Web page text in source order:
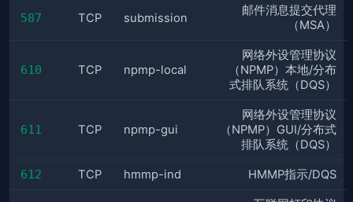
587 TCP submission
邮件消息提交代理
（MSA）
610 TCP npmp-local
网络外设管理协议
（NPMP）本地/分布
式排队系统（DQS）
611 TCP npmp-gui
网络外设管理协议
（NPMP）GUI/分布式
排队系统（DQS）
612 TCP hmmp-ind HMMP指示/DQS